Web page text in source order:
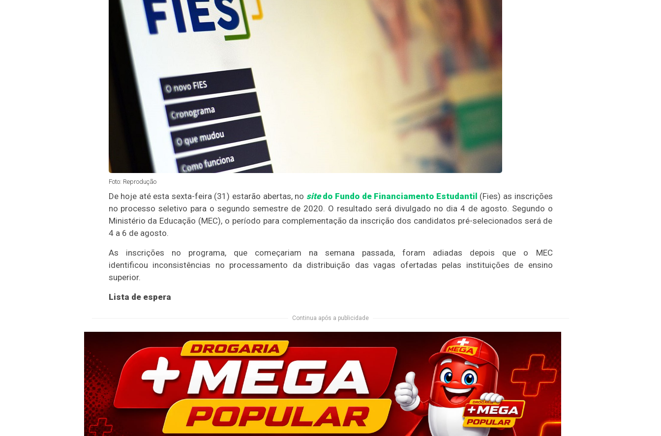
Foto: Reprodução
De hoje até esta sexta-feira (31) estarão abertas, no sitedo Fundo de Financiamento Estudantil (Fies) as inscrições
no processo seletivo para o segundo semestre de 2020. O resultado será divulgado no dia 4 de agosto. Segundo o
Ministério da Educação (MEC), o período para complementação da inscrição dos candidatos pré-selecionados será de
4 a 6 de agosto.
As inscrições no programa, que começariam na semana passada, foram adiadas depois que o MEC
identificou inconsistências no processamento da distribuição das vagas ofertadas pelas instituições de ensino
superior.
Lista de espera
Continua após a publicidade